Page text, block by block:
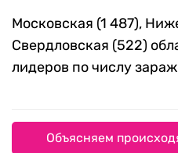
Московская (1 487),
Свердловская (522)
лидеров по числу
Объясняем